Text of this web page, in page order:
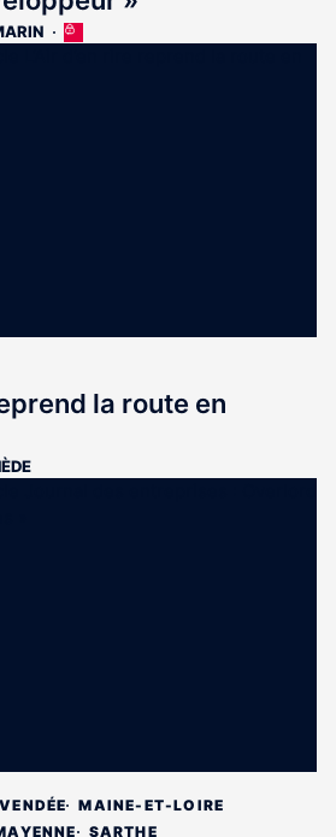
Cet
la route en
VENDÉE
MAINE-ET-LOIRE
SARTHE